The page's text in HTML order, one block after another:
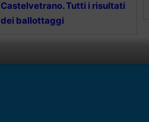
Castelvetrano. Tutti i risultati
dei ballottaggi